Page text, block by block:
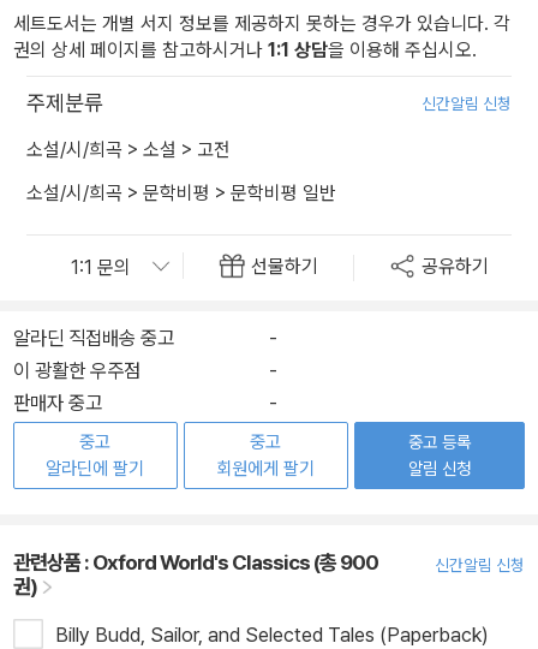
세트도서는 개별 서지 정보를 제공하지 못하는 경우가 있습니다. 각
권의 상세 페이지를 참고하시거나 1:1 상담을 이용해 주십시오.
주제분류 신간알림 신청
소설/시/희곡 > 소설 > 고전
소설/시/희곡 > 문학비평 > 문학비평 일반
선물하기 공유하기
알라딘 직접배송 중고
-
이 광활한 우주점
-
판매자 중고
-
중고
알라딘에 팔기
중고
회원에게 팔기
중고 등록
알림 신청
관련상품 :Oxford World's Classics (총 900
권)
신간알림 신청
Billy Budd, Sailor, and Selected Tales (Paperback)